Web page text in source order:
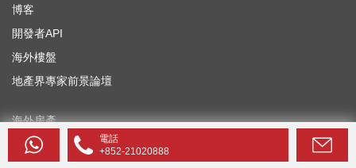
電話
+852-21020888
博客
開發者API
海外樓盤
地產界專家前景論壇
海外房產
中國